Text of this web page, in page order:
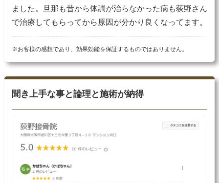
ました。旦那も昔から体調が治らなかった病も荻野さん
で治療してもらってから原因が分かり良くなってます。
※お客様の感想であり、効果効能を保証するものではありません。
聞き上手な事と論理と施術が納得